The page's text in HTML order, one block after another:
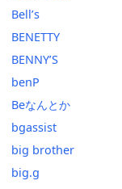
Bell’s
BENETTY
BENNY’S
benP
Beなんとか
bgassist
big brother
big.g